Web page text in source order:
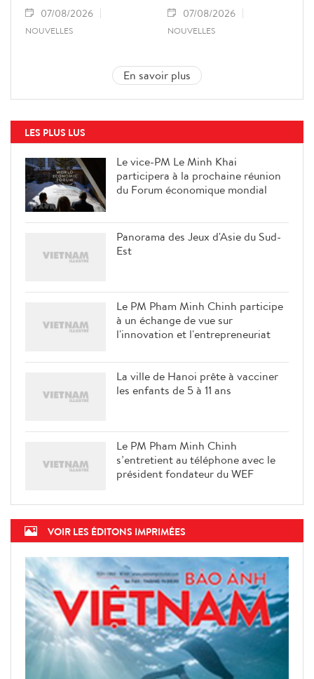
07/08/2026
NOUVELLES
07/08/2026
NOUVELLES
En savoir plus
LES PLUS LUS
Le vice-PM Le Minh Khai
participera à la prochaine réunion
du Forum économique mondial
Panorama des Jeux d'Asie du Sud-
Est
Le PM Pham Minh Chinh participe
à un échange de vue sur
l'innovation et l'entrepreneuriat
La ville de Hanoi prête à vacciner
les enfants de 5 à 11 ans
Le PM Pham Minh Chinh
s’entretient au téléphone avec le
président fondateur du WEF
VOIR LES ÉDITONS IMPRIMÉES